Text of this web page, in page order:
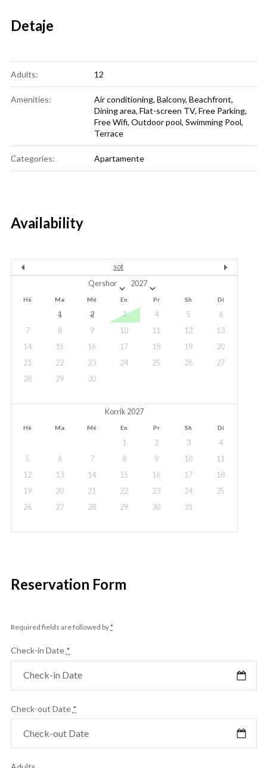
Detaje
Adults: 12
Amenities: Air conditioning, Balcony, Beachfront,
Dining area, Flat-screen TV, Free Parking,
Free Wifi, Outdoor pool, Swimming Pool,
Terrace
Categories: Apartamente
Availability
sot
Hë Ma Më En Pr Sh Di
1 2 3 4 5
6
7
8 9 10 11 12
13
14
15 16 17 18 19
20
21
22 23 24 25 26
27
28
29 30
Korrik 2027
Hë Ma Më En Pr Sh Di
1 2 3
4
5
6 7 8 9 10
11
12
13 14 15 16 17
18
19
20 21 22 23 24
25
26
27 28 29 30 31
Reservation Form
Required fields are followed by*
Check-in Date *
Check-out Date *